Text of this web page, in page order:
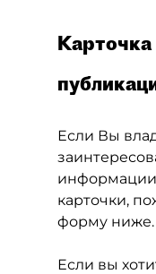
Карточка
Если Вы
карточки,
форму ниже.
Если вы